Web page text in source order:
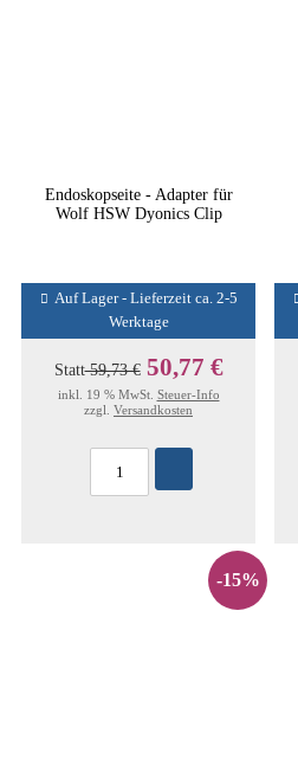
Endoskopseite - Adapter für
Wolf HSW Dyonics Clip
Auf Lager - Lieferzeit ca. 2-5
Werktage
Statt59,73 € 50,77 €
inkl. 19 % MwSt. Steuer-Info
zzgl. Versandkosten
-15%